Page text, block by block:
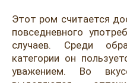
Испанские
Саке
Пиво
Этот ром считается
повседневного
случаев. Среди
категории он
уважением. Во